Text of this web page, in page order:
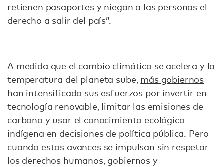
retienen pasaportes y niegan a las personas el
derecho a salir del país”.
A medida que el cambio climático se acelera y la
temperatura del planeta sube, más gobiernos
han intensificado sus esfuerzos por invertir en
tecnología renovable, limitar las emisiones de
carbono y usar el conocimiento ecológico
indígena en decisiones de política pública. Pero
cuando estos avances se impulsan sin respetar
los derechos humanos, gobiernos y